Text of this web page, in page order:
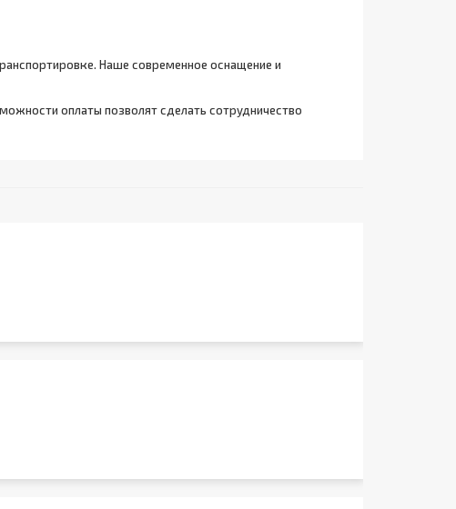
Наше современное оснащение и
оплаты позволят сделать сотрудничество